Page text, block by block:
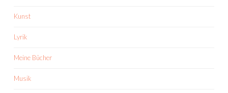
Kunst
Lyrik
Meine Bücher
Musik